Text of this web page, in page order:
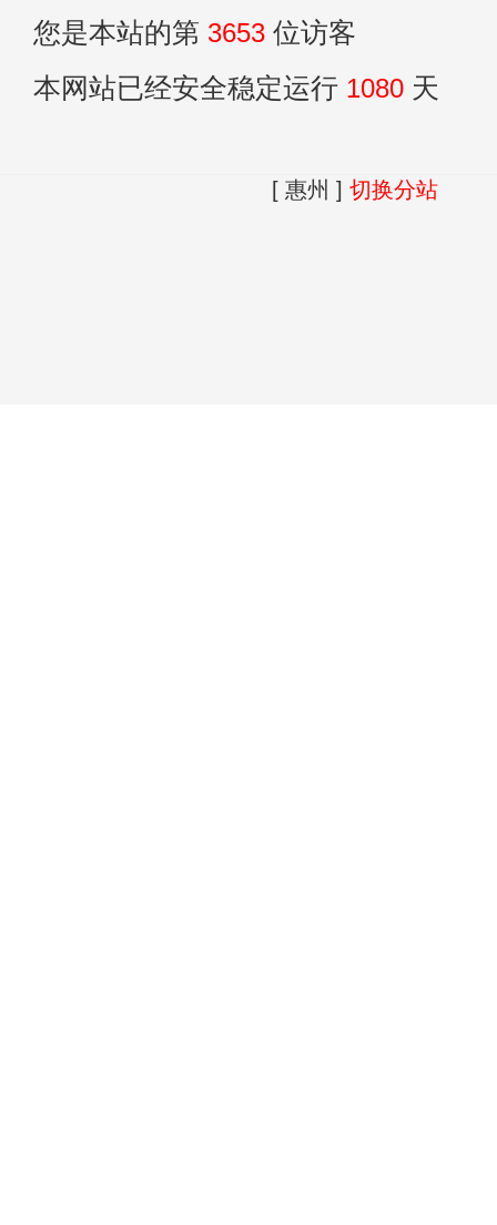
您是本站的第 3653 位访客
本网站已经安全稳定运行 1080 天
[ 惠州 ] 切换分站